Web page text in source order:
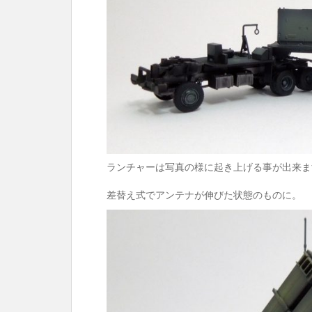
ランチャーは写真の様に起き上げる事が出来
差替え式でアンテナが伸びた状態のものに。